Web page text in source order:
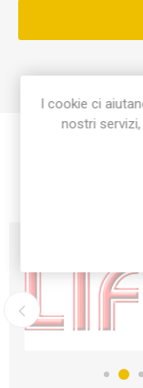
I cookie ci
nostri